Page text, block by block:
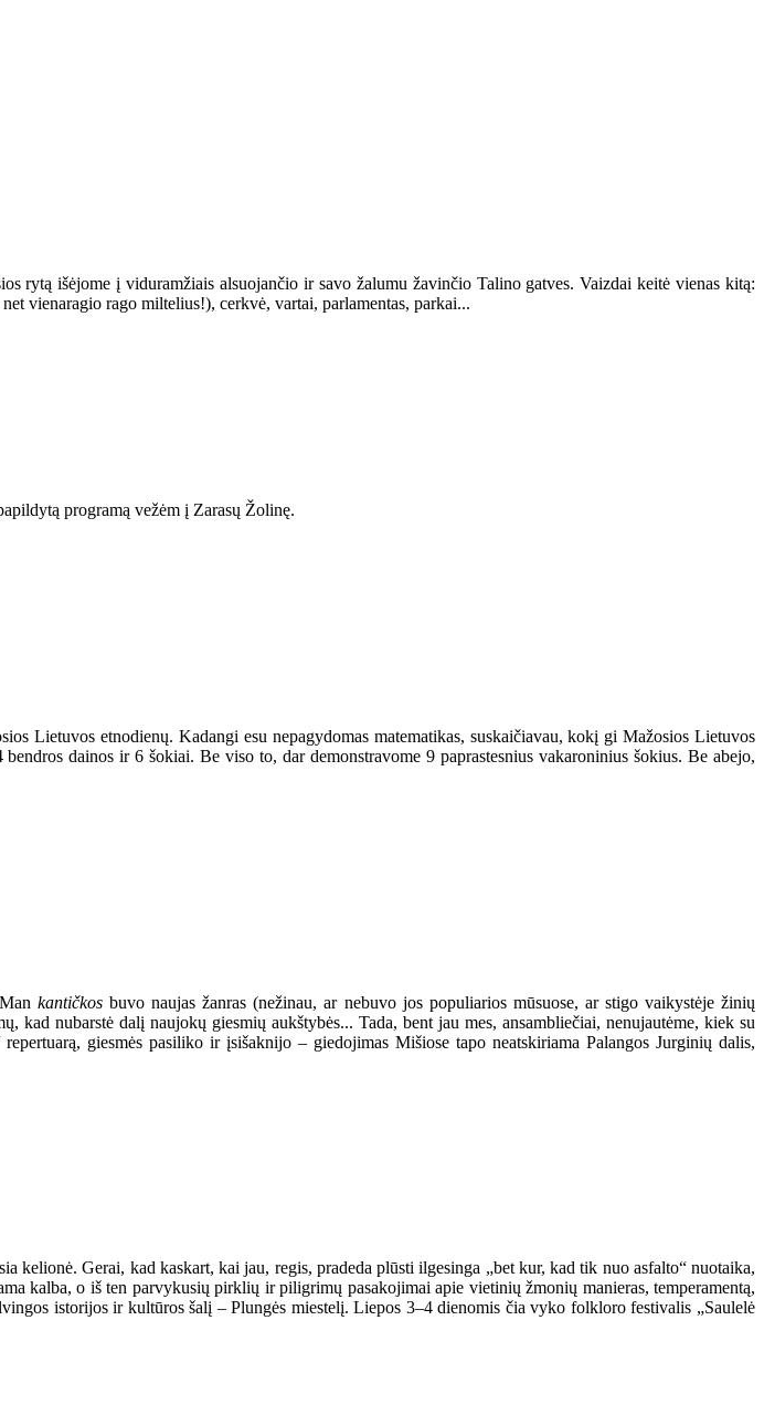
rytą išėjome į viduramžiais alsuojančio ir savo žalumu žavinčio Talino gatves. Vaizdai keitė vienas kitą:
vienaragio rago miltelius!), cerkvė, vartai, parlamentas, parkai...
programą vežėm į Zarasų Žolinę.
Lietuvos etnodienų. Kadangi esu nepagydomas matematikas, suskaičiavau, kokį gi Mažosios Lietuvos
dainos ir 6 šokiai. Be viso to, dar demonstravome 9 paprastesnius vakaroninius šokius. Be abejo,
kantičkos buvo naujas žanras (nežinau, ar nebuvo jos populiarios mūsuose, ar stigo vaikystėje žinių
nubarstė dalį naujokų giesmių aukštybės... Tada, bent jau mes, ansambliečiai, nenujautėme, kiek su
giesmės pasiliko ir įsišaknijo – giedojimas Mišiose tapo neatskiriama Palangos Jurginių dalis,
Gerai, kad kaskart, kai jau, regis, pradeda plūsti ilgesinga „bet kur, kad tik nuo asfalto“ nuotaika,
kalba, o iš ten parvykusių pirklių ir piligrimų pasakojimai apie vietinių žmonių manieras, temperamentą,
istorijos ir kultūros šalį – Plungės miestelį. Liepos 3–4 dienomis čia vyko folkloro festivalis „Saulelė